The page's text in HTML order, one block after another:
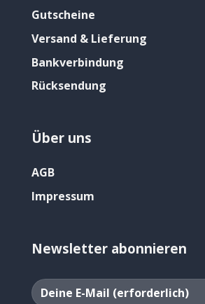
Gutscheine
Versand & Lieferung
Bankverbindung
Rücksendung
Über uns
AGB
Impressum
Newsletter abonnieren